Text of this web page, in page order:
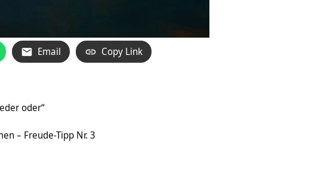
Email Copy Link
oder“
– Freude-Tipp Nr. 3